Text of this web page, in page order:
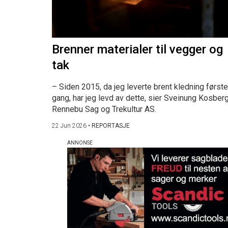
Brenner materialer til vegger og
tak
– Siden 2015, da jeg leverte brent kledning første
gang, har jeg levd av dette, sier Sveinung
Rennebu Sag og Trekultur AS.
22 Jun 2026 • REPORTASJE